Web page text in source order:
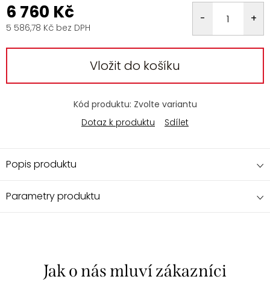
6 760 Kč
5 586,78 Kč bez DPH
cena:
Vložit do košíku
Kód produktu: Zvolte variantu
Dotaz k produktu
Sdílet
Popis produktu
Parametry produktu